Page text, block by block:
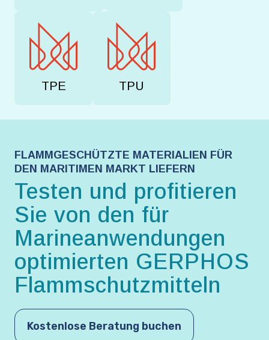
TPE TPU
FLAMMGESCHÜTZTE MATERIALIEN FÜR
DEN MARITIMEN MARKT LIEFERN
Testen und profitieren
Sie von den für
Marineanwendungen
optimierten GERPHOS
Flammschutzmitteln
Kostenlose Beratung buchen